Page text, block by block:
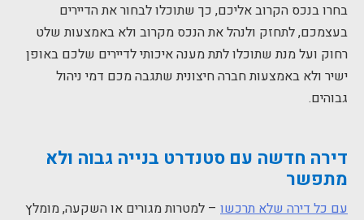
בחרו בנכס הקרוב אליכם, כך שתוכלו לבחור את הדיירים
בעצמכם, לתחזק ולנהל את הנכס מקרוב ולא באמצעות שלט
רחוק ועל מנת שתוכלו לתת מענה איכותי לדיירים שלכם באופן
ישיר ולא באמצעות חברה חיצונית שתגבה מכם דמי ניהול
גבוהים.
דירה חדשה עם סטנדרט בנייה גבוה ולא
מתפשר
עם כל דירה שלא תרכשו – למטרות מגורים או השקעה, מומלץ